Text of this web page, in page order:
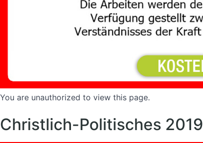
You are unauthorized to view this page.
Christlich-Politisches 2019